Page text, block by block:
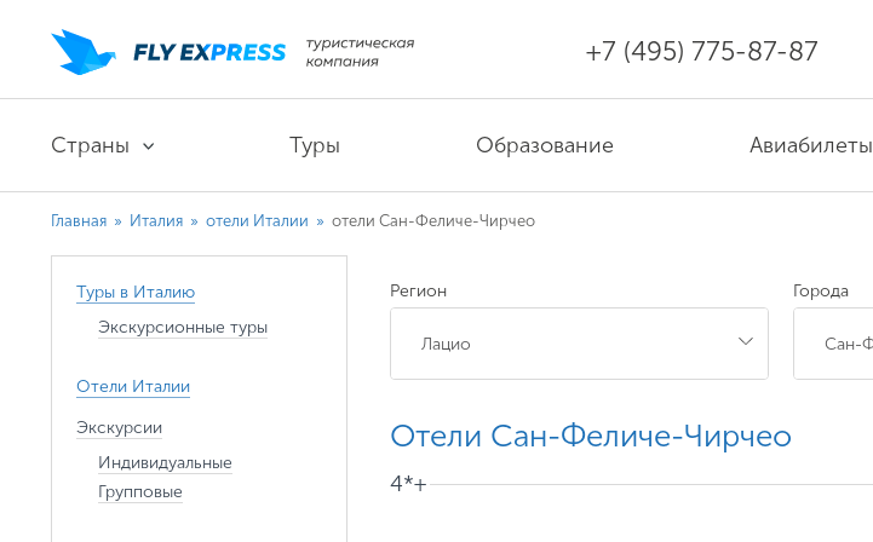
+7 (495) 775-87-87
Страны Туры Образование Авиабилеты
Главная » Италия » отели Италии » отели Сан-Феличе-Чирчео
Туры в Италию
Экскурсионные туры
Отели Италии
Экскурсии
Индивидуальные
Групповые
Регион Города
Отели Сан-Феличе-Чирчео
4*+